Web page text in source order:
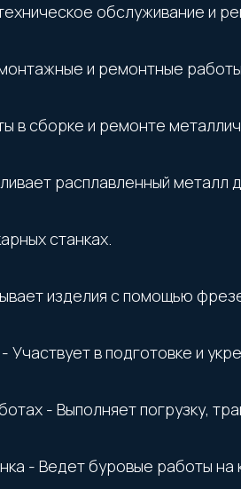
обслуживание и
и ремонтные
сборке и ремонте
расплавленный металл
станках.
изделия с помощью
в подготовке и
- Выполняет погрузку,
- Ведет буровые работы на